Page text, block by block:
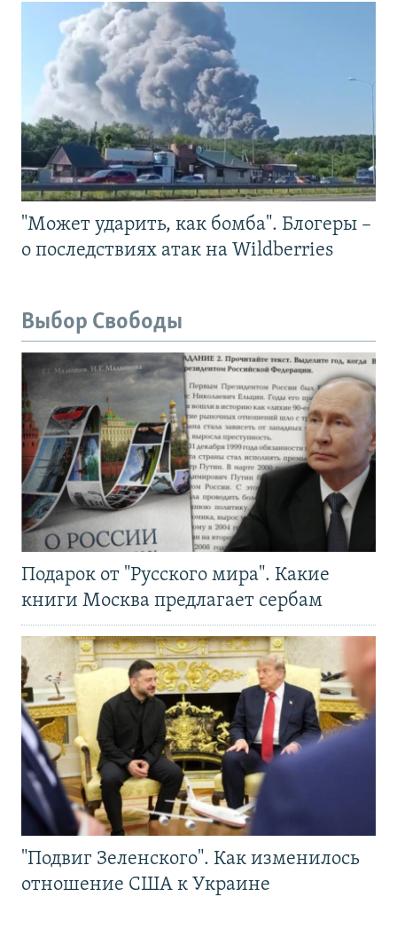
"Может ударить, как бомба". Блогеры –
о последствиях атак на Wildberries
Выбор Свободы
Подарок от "Русского мира". Какие
книги Москва предлагает сербам
"Подвиг Зеленского". Как изменилось
отношение США к Украине